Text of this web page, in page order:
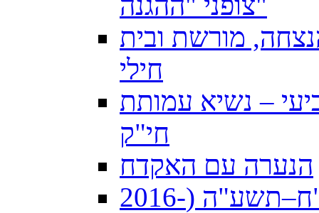
40 שנות הנצחה, מורשת ובית
חילי
– נשיא עמותת
חי"ק
הנערה עם האקדח
הצבי במדים: הדואר הצבאי תש"ח–תשע"ה (2016-